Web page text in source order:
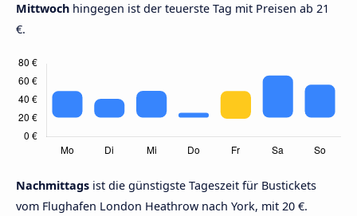
Mittwoch hingegen ist der teuerste Tag mit Preisen ab 21
€.
Nachmittags ist die günstigste Tageszeit für Bustickets
vom Flughafen London Heathrow nach York, mit 20 €.